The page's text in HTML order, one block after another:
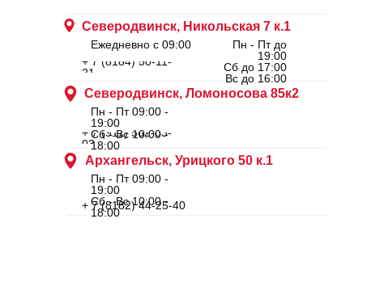
Архангельск, Урицкого 50 к.1
Северодвинск, Ломоносова 85к2
Северодвинск, Никольская 7 к.1
Ежедневно с 09:00
Пн - Пт до
19:00
Сб до 17:00
Вс до 16:00
Пн - Пт 09:00 -
19:00
Сб - Вс 10:00 -
18:00
Пн - Пт 09:00 -
19:00
Сб - Вс 10:00 -
18:00
+ 7 (8184) 50-11-
21
+ 7 (911) 562-83-
03
+ 7 (8182) 44-25-40